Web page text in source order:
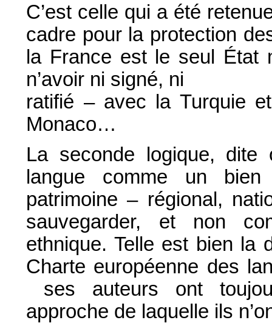
C’est celle qui a été
cadre pour la protection
la France est le seul État
n’avoir ni signé, ni
ratifié – avec la Turquie
Monaco…
La seconde logique, dite
langue comme un bien
patrimoine – régional,
sauvegarder, et non
ethnique. Telle est bien la
Charte européenne des
ses auteurs ont
approche de laquelle ils